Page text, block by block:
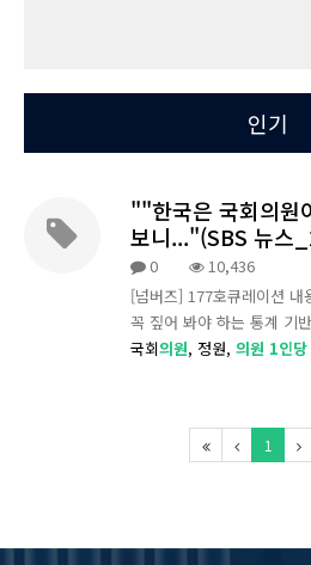
Total 1
최신
인기
""한국은 국회의원
보니..."(SBS 뉴스
0
10,436
[넘버즈] 177호큐레이션 내
꼭 짚어 봐야 하는 통계 기
국회의원, 정원, 의원 1인당
1